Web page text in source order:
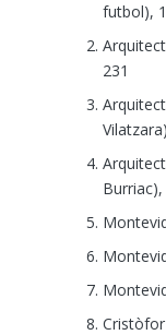
futbol),
231
Burriac),